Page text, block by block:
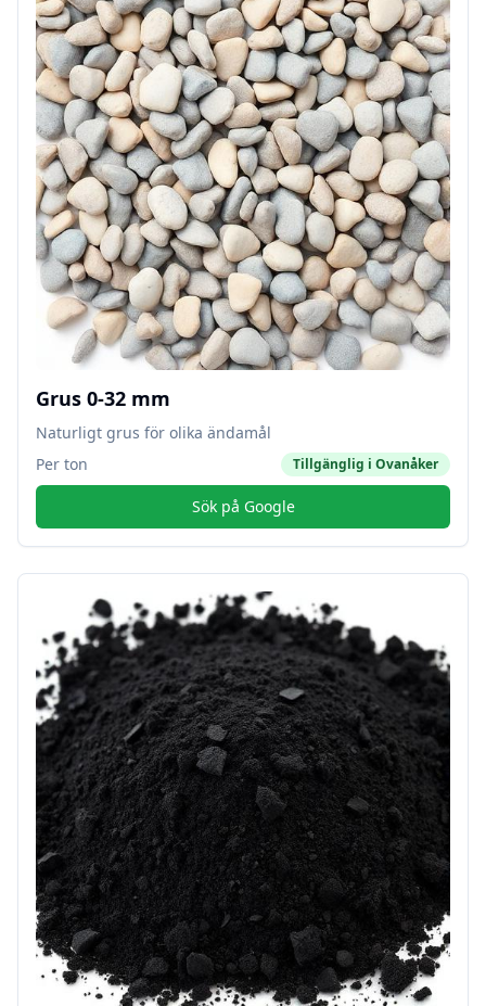
Grus 0-32 mm
Naturligt grus för olika ändamål
Per ton
Tillgänglig i Ovanåker
Sök på Google